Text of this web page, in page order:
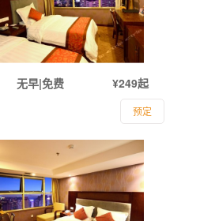
¥249起
无早|免费
预定